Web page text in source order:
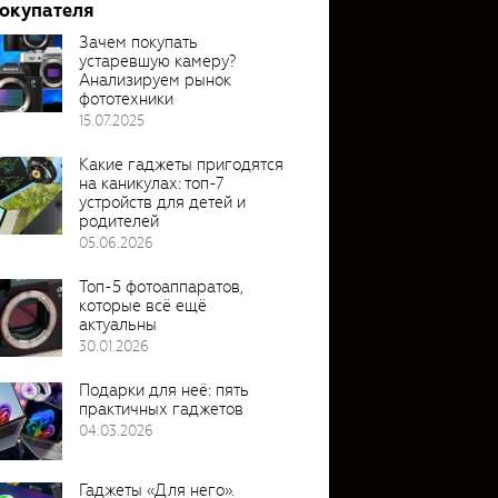
Зачем покупать
устаревшую камеру?
Анализируем рынок
фототехники
15.07.2025
Какие гаджеты пригодятся
на каникулах: топ-7
устройств для детей и
родителей
05.06.2026
Топ-5 фотоаппаратов,
которые всё ещё
актуальны
30.01.2026
Подарки для неё: пять
практичных гаджетов
04.03.2026
Гаджеты «Для него».